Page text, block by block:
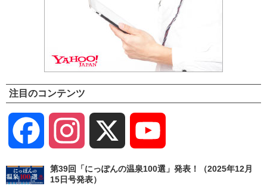
注目のコンテンツ
Facebook Instagram
Channel
第39回「にっぽんの温泉100選」発表！（2025年12月
15日号発表）